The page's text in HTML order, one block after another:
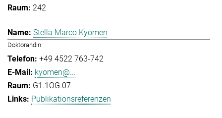
242
Stella Marco Kyomen
Doktorandin
+49 4522 763-742
kyomen@...
G1.1OG.07
Publikationsreferenzen